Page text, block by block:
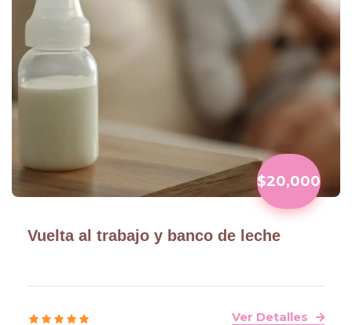
$20,000
Vuelta al trabajo y banco de leche
Ver Detalles